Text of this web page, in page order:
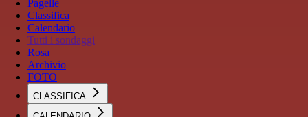
Pagelle
Classifica
Calendario
Tutti i sondaggi
Rosa
Archivio
FOTO
CLASSIFICA